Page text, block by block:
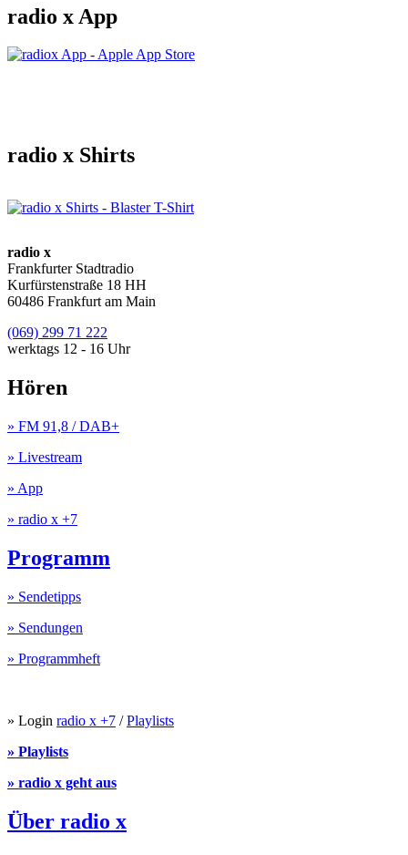
radio x App
radio x Shirts
radio x
Frankfurter Stadtradio
Kurfürstenstraße 18 HH
60486 Frankfurt am Main
(069) 299 71 222
werktags 12 - 16 Uhr
Hören
» FM 91,8 / DAB+
» Livestream
» App
» radio x +7
Programm
» Sendetipps
» Sendungen
» Programmheft
» Login radio x +7 /Playlists
» Playlists
» radio x geht aus
Über radio x